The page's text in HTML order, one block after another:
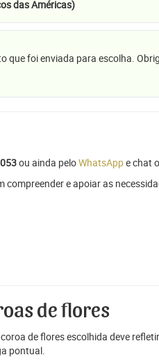
das Américas)
que foi enviada para escolha.
ou ainda peloWhatsAppe chat
e apoiar as
de flores
de flores escolhida deve
pontual.